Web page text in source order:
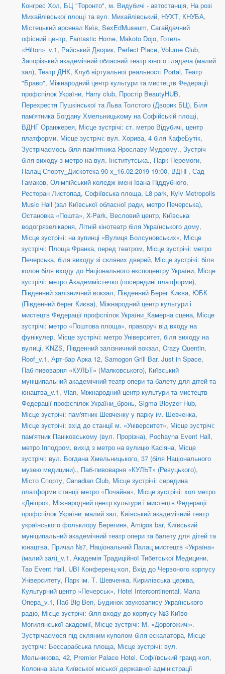
Конгрес Хол, БЦ "Торонто", м. Видубичі - автостанція, На розі
Михайлівської площі та вул. Михайлівський, НУХТ, КНУБА,
Містецький арсенал Київ, SexEdMuseum, Сагайдачний
офісний центр, Fantastic Home, Makoto Dojo, Готель
«Hilton»_v.1, Райський Дворик, Perfect Place, Volume Club,
Запорізький академічний обласний театр юного глядача (малий
зал), Театр ДНК, Клуб віртуальної реальності Portal, Театр
"Браво", Міжнародний центр культури та мистецтв Федерації
профспілок України, Harry club, Простір BeautyHUB,
Перехрестя Пушкінської та Льва Толстого (Дворик БЦ), Біля
пам'ятника Богдану Хмельницькому на Софійській площі,
ВДНГ Оранжерея, Місце зустрічі: ст. метро Відубичі, центр
платформи, Місце зустрічі: вул. Хорива, 4 біля КафеБутік,
Зустрічаємось біля пам'ятника Ярославу Мудрому., Зустріч
біля виходу з метро на вул. Інститутська., Парк Перемоги,
Палац Спорту_Дискотека 90-х_16.02.2019 19:00, ВДНГ, Сад
Гамаков, Олімпійський коледж імені Івана Піддубного,
Ресторан Листопад, Софіївська площа, L8 park, Kyiv Metropolis
Music Hall (зал Київської обласної ради, метро Печерська),
Остановка «Пошта», X-Park, Весловий центр, Київська
водогрязелікарня, Літній кінотеатр біля Українського дому,
Місце зустрічі: на зупинці «Вулиця Болсуновських», Місце
зустрічі: Площа Франка, перед театром, Місце зустрічі: метро
Печерська, біля виходу зі скляних дверей, Місце зустрічі: біля
колон біля входу до Національного експоцентру України, Місце
зустрічі: метро Академмістечко (посередині платформи),
Південний залізничний вокзал, Південний Берег Києва, ЮБК
(Південний берег Києва), Міжнародний центр культури і
мистецтв Федерації профспілок України_Камерна сцена, Місце
зустрічі: метро «Поштова площа», праворуч від входу на
фунікулер, Місце зустрічі: метро Університет, біля виходу на
вулиці, KNZS, Південний залізничний вокзал, Crazy Quentin,
Roof_v.1, Арт-бар Арка 12, Samogon Grill Bar, Just in Space,
Паб-пивоварня «КУЛЬТ» (Маяковського), Київський
муніципальний академічний театр опери та балету для дітей та
юнацтва_v.1, Vian, Міжнародний центр культури та мистецтв
Федерації профспілок України_бронь, Sigma Bleyzer Hub,
Місце зустрічі: пам'ятник Шевченку у парку ім. Шевченка,
Місце зустрічі: вхід до станції м. «Університет», Місце зустрічі:
пам'ятник Паніковському (вул. Прорізна), Pochayna Event Hall,
метро Іпподром, вихід з метро на вулицю Касіяна, Місце
зустрічі: вул. Богдана Хмельницького, 37 (біля Національного
музею медицини)., Паб-пивоварня «КУЛЬТ» (Ревуцького),
Місто Спорту, Canadian Club, Місце зустрічі: середина
платформи станції метро «Почайна», Місце зустрічі: хол метро
«Дніпро», Міжнародний центр культури і мистецтв Федерації
профспілок України_малий зал, Київський академічний театр
українського фольклору Берегиня, Amigos bar, Київський
муніципальний академічний театр опери та балету для дітей та
юнацтва, Причал №7, Національний Палац мистецтв «Україна»
(малий зал)_v.1, Академія Традиційної Тибетської Медицини,
Tao Event Hall, UBI Конференц-хол, Вхід до Червоного корпусу
Університету, Парк ім. Т. Шевченка, Кирилівська церква,
Культурний центр «Печерськ», Hotel Intercontinental, Мала
Опера_v.1, Паб Big Ben, Будинок звукозапису Українського
радіо, Місце зустрічі: біля входу до корпусу №3 Київо-
Могилянської академії, Місце зустрічі: М. «Дорогожичі».
Зустрічаємося під скляним куполом біля ескалатора, Місце
зустрічі: Бессарабська площа, Місце зустрічі: вул.
Мельникова, 42, Premier Palace Hotel. Софіївський гранд-хол,
Колонна зала Київської міської державної адміністрації